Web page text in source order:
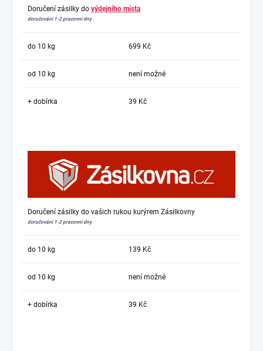
Doručení zásilky do výdejního místa
doručování 1-2 pracovní dny
do 10 kg 699 Kč
od 10 kg není možné
+ dobírka 39 Kč
Doručení zásilky do vašich rukou kurýrem Zásilkovny
doručování 1-2 pracovní dny
do 10 kg 139 Kč
od 10 kg není možné
+ dobírka 39 Kč